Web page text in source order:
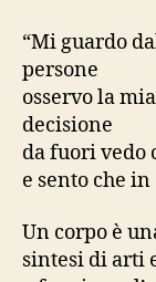
“Mi guardo
persone
osservo la
decisione
da fuori vedo
e sento che
Un corpo è
sintesi di arti